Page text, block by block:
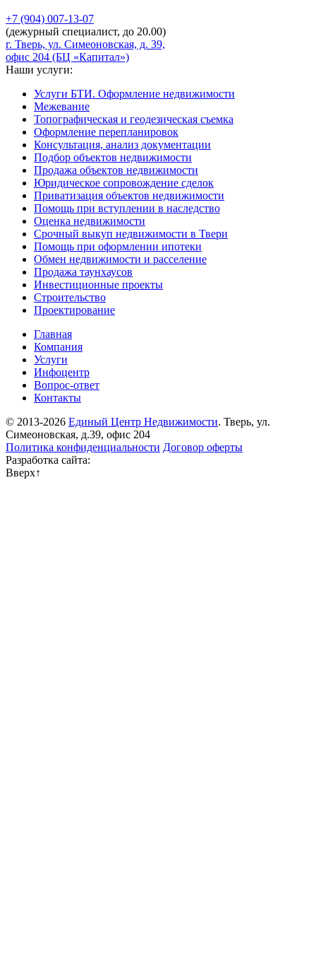
+7 (904) 007-13-07
(дежурный специалист, до 20.00)
г. Тверь, ул. Симеоновская, д. 39,
офис 204 (БЦ «Капитал»)
Наши услуги:
Услуги БТИ. Оформление недвижимости
Межевание
Топографическая и геодезическая съемка
Оформление перепланировок
Консультация, анализ документации
Подбор объектов недвижимости
Продажа объектов недвижимости
Юридическое сопровождение сделок
Приватизация объектов недвижимости
Помощь при вступлении в наследство
Оценка недвижимости
Срочный выкуп недвижимости в Твери
Помощь при оформлении ипотеки
Обмен недвижимости и расселение
Продажа таунхаусов
Инвестиционные проекты
Строительство
Проектирование
Главная
Компания
Услуги
Инфоцентр
Вопрос-ответ
Контакты
© 2013-2026 Единый Центр Недвижимости. Тверь, ул.
Симеоновская, д.39, офис 204
Политика конфиденциальности Договор оферты
Разработка сайта:
Вверх↑